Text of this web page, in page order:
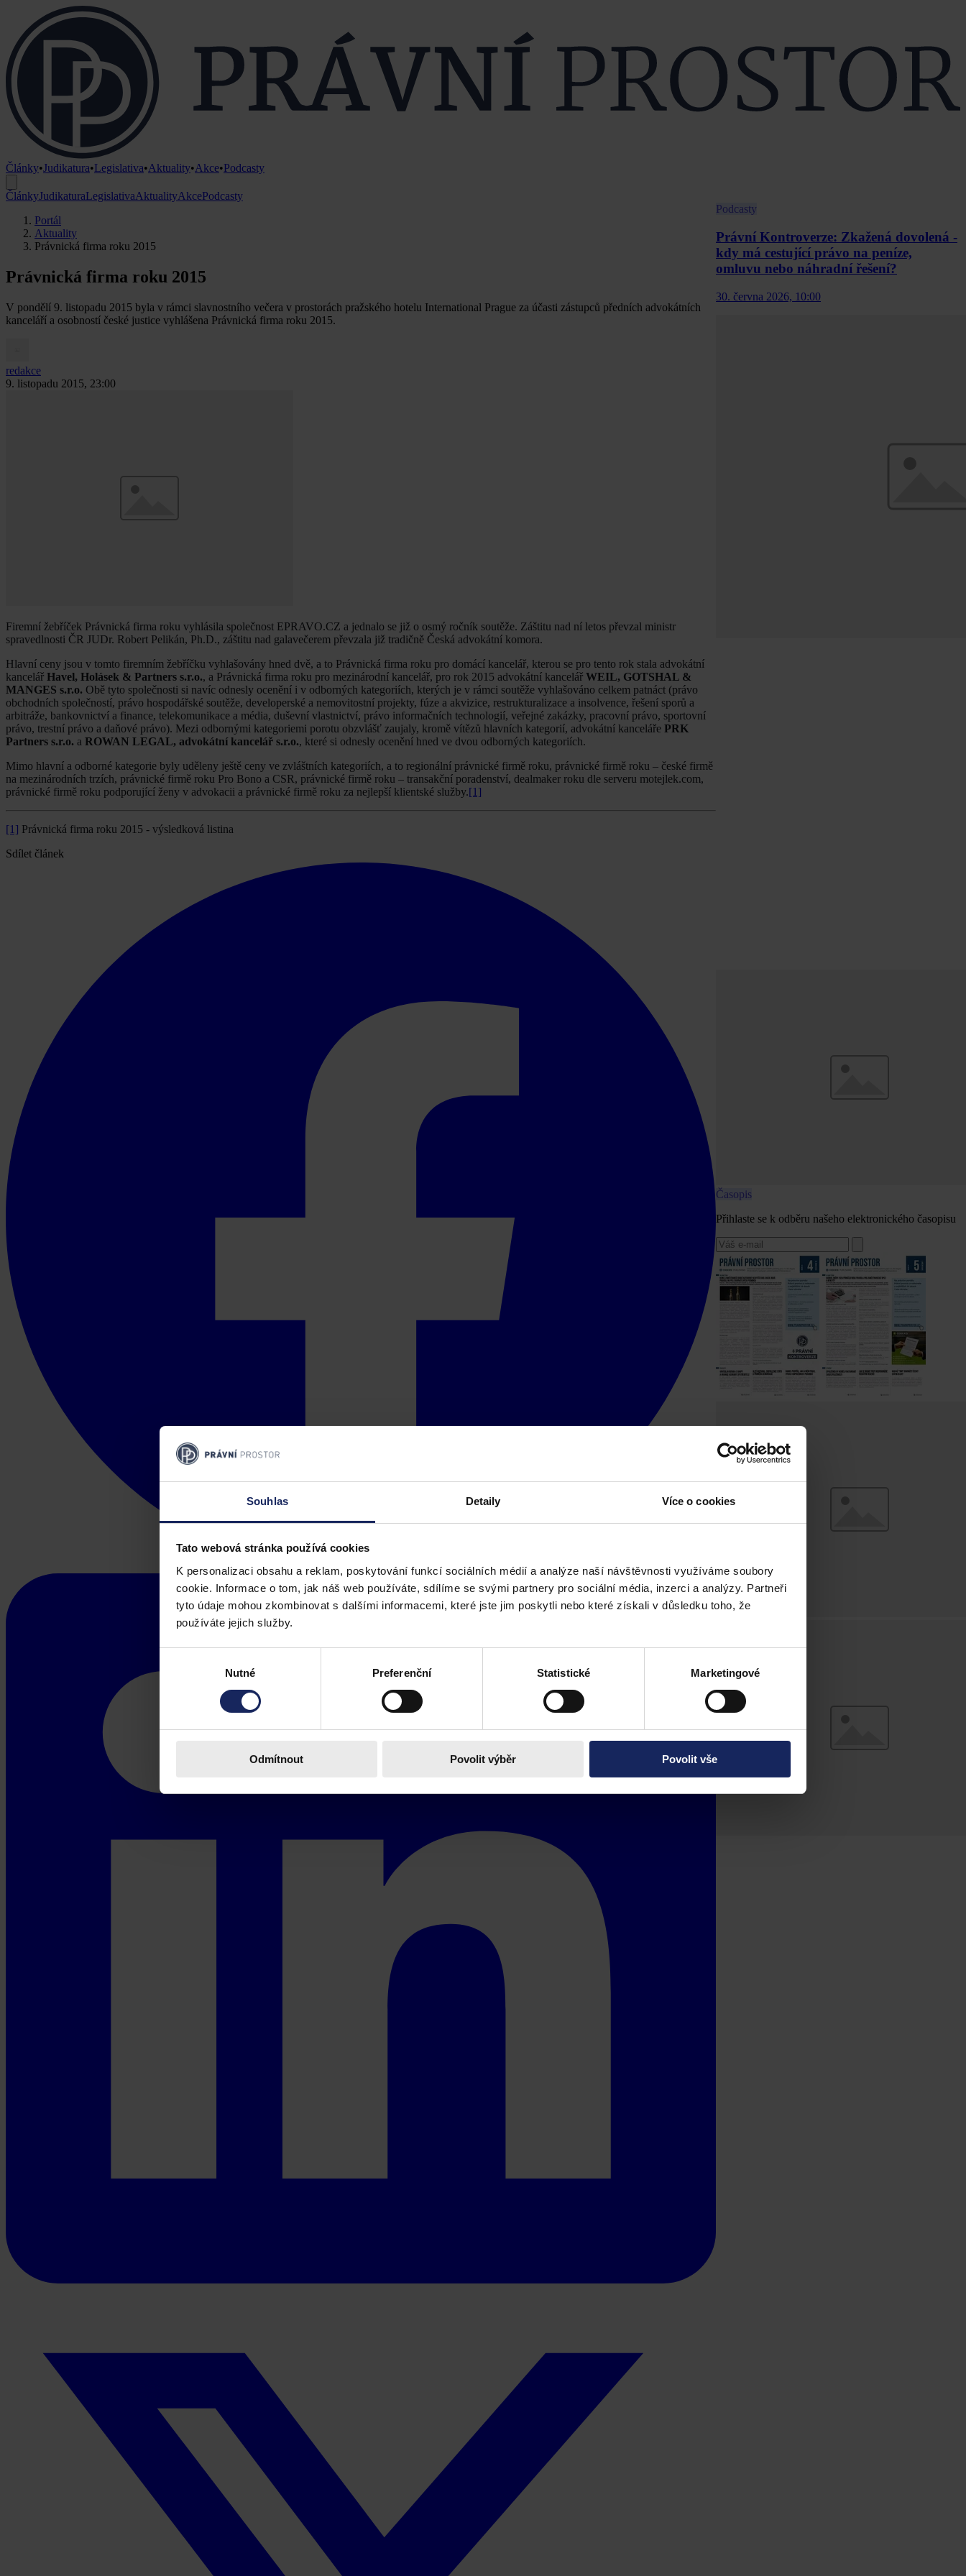
Souhlas Detaily Více o cookies
Tato webová stránka používá cookies
K personalizaci obsahu a reklam, poskytování funkcí sociálních médií a analýze naší návštěvnosti využíváme soubory
cookie. Informace o tom, jak náš web používáte, sdílíme se svými partnery pro sociální média, inzerci a analýzy. Partneři
tyto údaje mohou zkombinovat s dalšími informacemi, které jste jim poskytli nebo které získali v důsledku toho, že
používáte jejich služby.
souhlasu
Nutné Preferenční Statistické Marketingové
Odmítnout Povolit výběr Povolit vše
Články•Judikatura•Legislativa•Aktuality•Akce•Podcasty
ČlánkyJudikaturaLegislativaAktualityAkcePodcasty
Portál
Aktuality
Právnická firma roku 2015
Právnická firma roku 2015
V pondělí 9. listopadu 2015 byla v rámci slavnostního večera v prostorách pražského hotelu International Prague za účasti zástupců předních advokátních
kanceláří a osobností české justice vyhlášena Právnická firma roku 2015.
redakce
9. listopadu 2015, 23:00
Firemní žebříček Právnická firma roku vyhlásila společnost EPRAVO.CZ a jednalo se již o osmý ročník soutěže. Záštitu nad ní letos převzal ministr
spravedlnosti ČR JUDr. Robert Pelikán, Ph.D., záštitu nad galavečerem převzala již tradičně Česká advokátní komora.
Hlavní ceny jsou v tomto firemním žebříčku vyhlašovány hned dvě, a to Právnická firma roku pro domácí kancelář, kterou se pro tento rok stala advokátní
kancelář Havel, Holásek & Partners s.r.o., a Právnická firma roku pro mezinárodní kancelář, pro rok 2015 advokátní kancelář WEIL, GOTSHAL &
MANGES s.r.o. Obě tyto společnosti si navíc odnesly ocenění i v odborných kategoriích, kterých je v rámci soutěže vyhlašováno celkem patnáct (právo
obchodních společností, právo hospodářské soutěže, developerské a nemovitostní projekty, fúze a akvizice, restrukturalizace a insolvence, řešení sporů a
arbitráže, bankovnictví a finance, telekomunikace a média, duševní vlastnictví, právo informačních technologií, veřejné zakázky, pracovní právo, sportovní
právo, trestní právo a daňové právo). Mezi odbornými kategoriemi porotu obzvlášť zaujaly, kromě vítězů hlavních kategorií, advokátní kanceláře PRK
Partners s.r.o. a ROWAN LEGAL, advokátní kancelář s.r.o., které si odnesly ocenění hned ve dvou odborných kategoriích.
Mimo hlavní a odborné kategorie byly uděleny ještě ceny ve zvláštních kategoriích, a to regionální právnické firmě roku, právnické firmě roku – české firmě
na mezinárodních trzích, právnické firmě roku Pro Bono a CSR, právnické firmě roku – transakční poradenství, dealmaker roku dle serveru motejlek.com,
právnické firmě roku podporující ženy v advokacii a právnické firmě roku za nejlepší klientské služby.[1]
[1] Právnická firma roku 2015 - výsledková listina
Sdílet článek
Podcasty
Právní Kontroverze: Zkažená dovolená -
kdy má cestující právo na peníze,
omluvu nebo náhradní řešení?
30. června 2026, 10:00
Časopis
Přihlaste se k odběru našeho elektronického časopisu